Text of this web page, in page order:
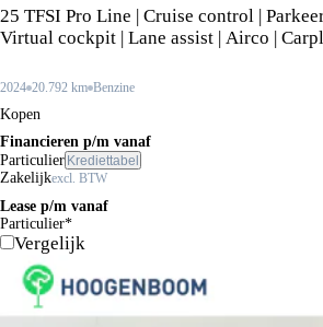
25 TFSI Pro Line | Cruise control |
Virtual cockpit | Lane assist | Airco |
2024 20.792 km Benzine
Kopen
Financieren p/m vanaf
Particulier Krediettabel
Zakelijkexcl. BTW
Lease p/m vanaf
Particulier*
Vergelijk